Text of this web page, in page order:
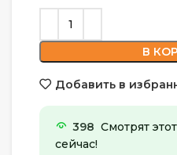
В
Добавить в
398 Смотрят
сейчас!